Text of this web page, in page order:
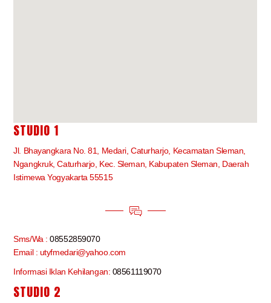
STUDIO 1
Jl. Bhayangkara No. 81, Medari, Caturharjo, Kecamatan Sleman,
Ngangkruk, Caturharjo, Kec. Sleman, Kabupaten Sleman, Daerah
Istimewa Yogyakarta 55515
Sms/Wa :08552859070
Email : utyfmedari@yahoo.com
Informasi Iklan Kehilangan: 08561119070
STUDIO 2